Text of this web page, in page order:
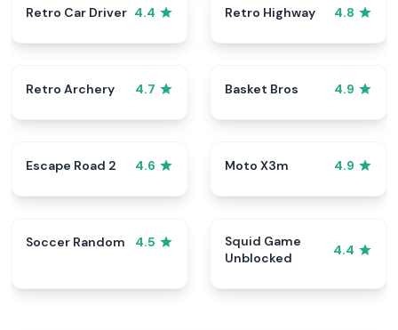
Retro Car Driver 4.4 Retro Highway 4.8
Retro Archery 4.7 Basket Bros 4.9
Escape Road 2 4.6 Moto X3m 4.9
Soccer Random 4.5
Squid Game
Unblocked
4.4